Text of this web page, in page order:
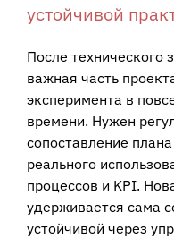
устойчивой
После технического
важная часть
эксперимента в
времени. Нужен
сопоставление
реального
процессов и KPI.
удерживается сама
устойчивой через